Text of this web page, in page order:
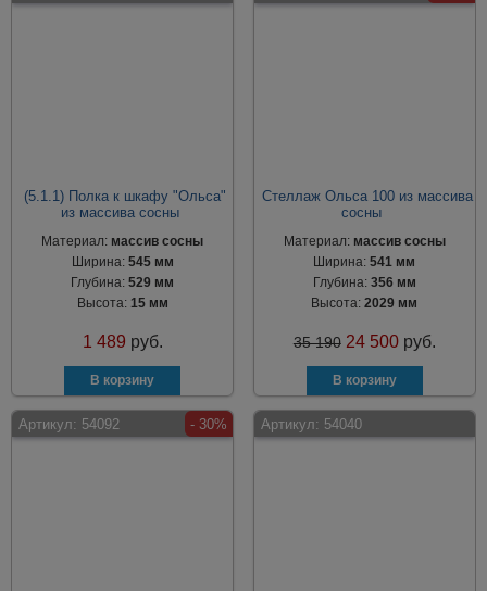
(5.1.1) Полка к шкафу "Ольса"
из массива сосны
Материал: массив сосны
Ширина: 545 мм
Глубина:529 мм
Высота: 15 мм
1 489 руб.
Стеллаж Ольса 100 из массива
сосны
Материал: массив сосны
Ширина:541 мм
Глубина: 356 мм
Высота:2029 мм
35 190 24 500 руб.
Артикул: 54092 - 30% Артикул: 54040